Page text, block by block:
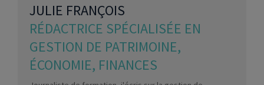
JULIE FRANÇOIS
RÉDACTRICE SPÉCIALISÉE EN
GESTION DE PATRIMOINE,
ÉCONOMIE, FINANCES